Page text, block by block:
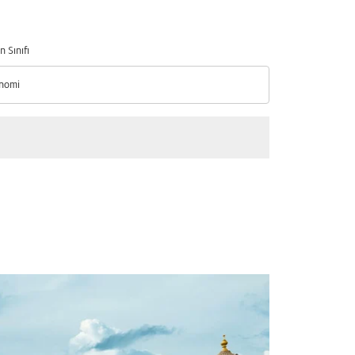
Sınıfı
Sınıfı option Ekonomi Selected